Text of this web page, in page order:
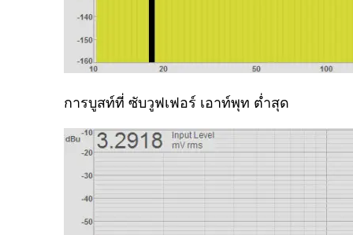
การบูสท์ที่ ซับวูฟเฟอร์ เอาท์พุท ต่ำสุด